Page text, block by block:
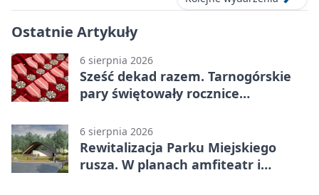
Ostatnie Artykuły
6 sierpnia 2026
Sześć dekad razem. Tarnogórskie
pary świętowały rocznice
6 sierpnia 2026
Rewitalizacja Parku Miejskiego
rusza. W planach amfiteatr i